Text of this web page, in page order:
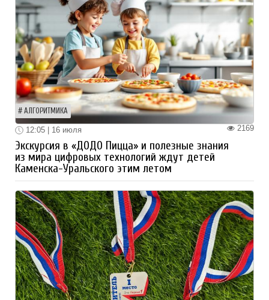
АЛГОРИТМИКА
2169
12:05 | 16 июля
Экскурсия в «ДОДО Пицца» и полезные знания
из мира цифровых технологий ждут детей
Каменска-Уральского этим летом